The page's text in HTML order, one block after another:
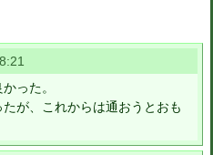
った。
が、これからは通おうとおも